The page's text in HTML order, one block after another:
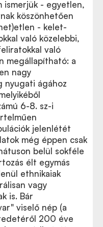
ismerjük - egyetlen,
köszönhetően
- kelet-
való közelebbi,
való
megállapítható: a
nagy
nyugati ágához
6-8. sz-i
jelenlétét
még éppen csak
belül sokféle
élt egymás
ethnikaiak
vagy
is. Bár
viselő nép (a
200 éve